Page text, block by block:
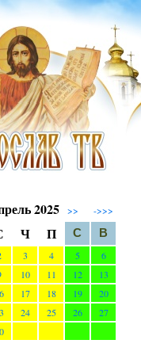
2025 >> ->>>
Ч П С
В
3 4 5
6
10 11 12
13
17 18 19
20
24 25 26
27